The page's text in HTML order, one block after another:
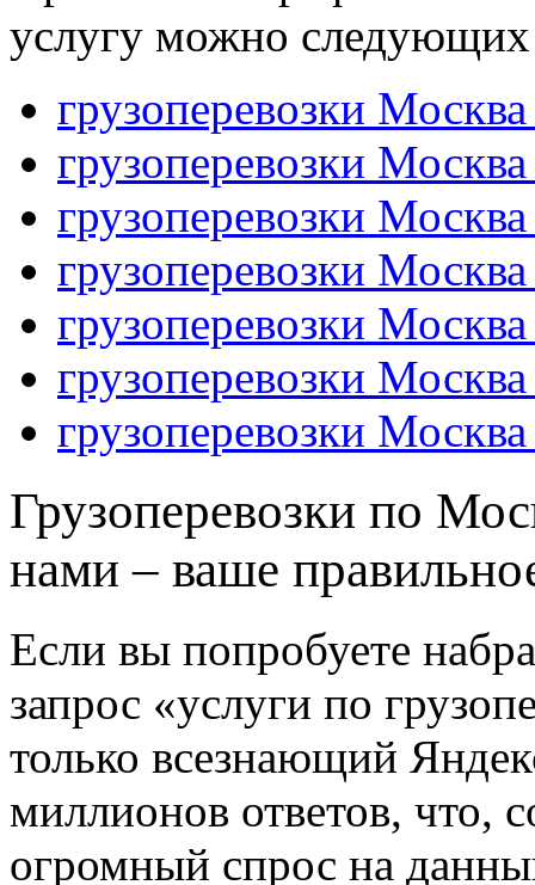
услугу можно следующих
грузоперевозки
грузоперевозки
грузоперевозки
грузоперевозки
грузоперевозки
грузоперевозки
грузоперевозки
Грузоперевозки по
нами – ваше
Если вы попробуете
запрос «услуги по
только всезнающий
миллионов ответов, что,
огромный спрос на